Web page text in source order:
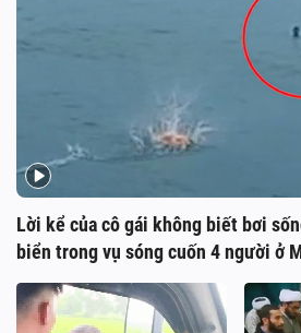
Lời kể của cô gái không biết bơi
biển trong vụ sóng cuốn 4 người ở